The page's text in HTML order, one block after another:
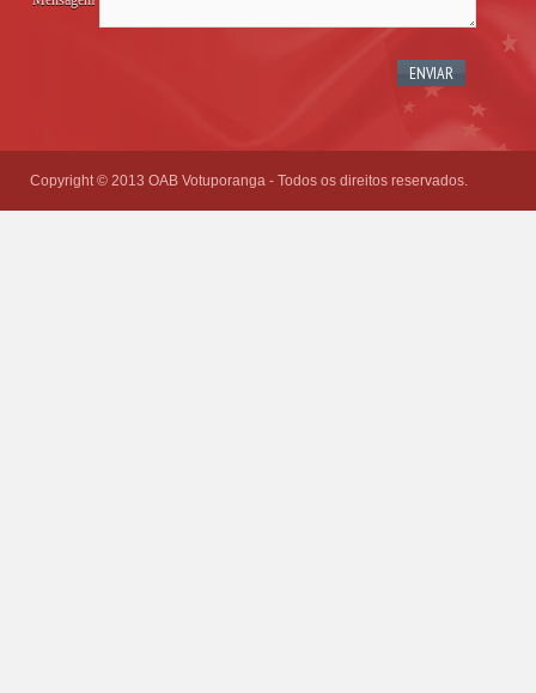
Copyright © 2013 OAB Votuporanga - Todos os direitos reservados.